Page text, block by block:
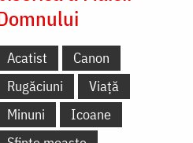
Acatist
Canon
Rugăciuni
Viață
Minuni
Icoane